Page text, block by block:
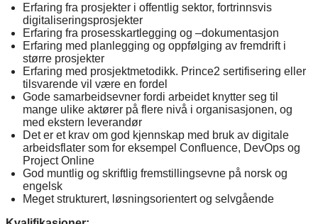
Erfaring fra prosjekter i offentlig sektor, fortrinnsvis
digitaliseringsprosjekter
Erfaring fra prosesskartlegging og –dokumentasjon
Erfaring med planlegging og oppfølging av fremdrift i
større prosjekter
Erfaring med prosjektmetodikk. Prince2 sertifisering eller
tilsvarende vil være en fordel
Gode samarbeidsevner fordi arbeidet knytter seg til
mange ulike aktører på flere nivå i organisasjonen, og
med ekstern leverandør
Det er et krav om god kjennskap med bruk av digitale
arbeidsflater som for eksempel Confluence, DevOps og
Project Online
God muntlig og skriftlig fremstillingsevne på norsk og
engelsk
Meget strukturert, løsningsorientert og selvgående